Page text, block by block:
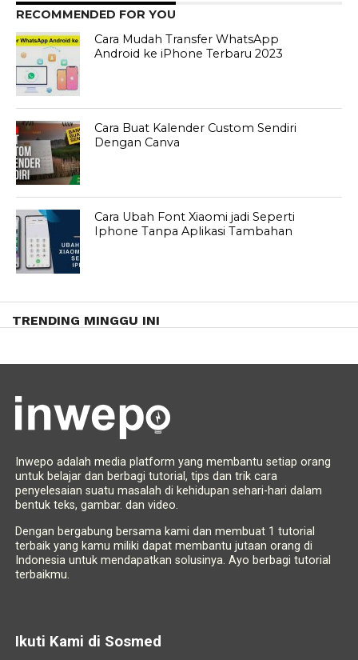
RECOMMENDED FOR YOU
Cara Mudah Transfer WhatsApp
Android ke iPhone Terbaru 2023
Cara Buat Kalender Custom Sendiri
Dengan Canva
Cara Ubah Font Xiaomi jadi Seperti
Iphone Tanpa Aplikasi Tambahan
TRENDING MINGGU INI
Inwepo adalah media platform yang membantu setiap orang
untuk belajar dan berbagi tutorial, tips dan trik cara
penyelesaian suatu masalah di kehidupan sehari-hari dalam
bentuk teks, gambar. dan video.
Dengan bergabung bersama kami dan membuat 1 tutorial
terbaik yang kamu miliki dapat membantu jutaan orang di
Indonesia untuk mendapatkan solusinya. Ayo berbagi tutorial
terbaikmu.
Ikuti Kami di Sosmed